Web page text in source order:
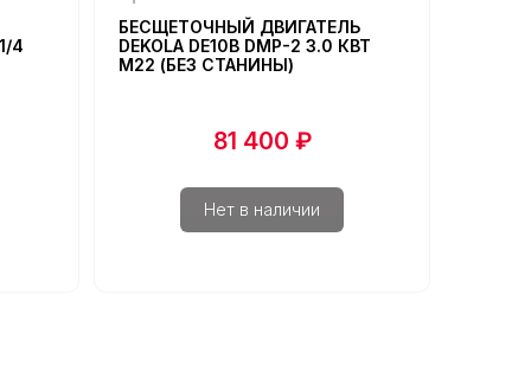
4
БЕСЩЕТОЧНЫЙ ДВИГАТЕЛЬ
DEKOLA DE10B DMP-2 3.0 КВТ
М22 (БЕЗ СТАНИНЫ)
81 400 ₽